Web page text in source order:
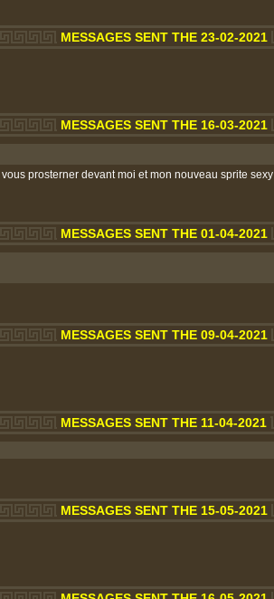
MESSAGES SENT THE 23-02-2021
MESSAGES SENT THE 16-03-2021
prosterner devant moi et mon nouveau sprite sexy
MESSAGES SENT THE 01-04-2021
MESSAGES SENT THE 09-04-2021
MESSAGES SENT THE 11-04-2021
MESSAGES SENT THE 15-05-2021